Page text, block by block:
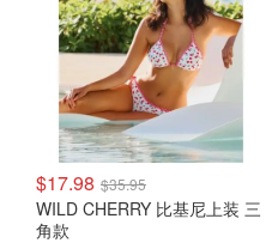
$17.98 $35.95
WILD CHERRY 比基尼上装 三
角款